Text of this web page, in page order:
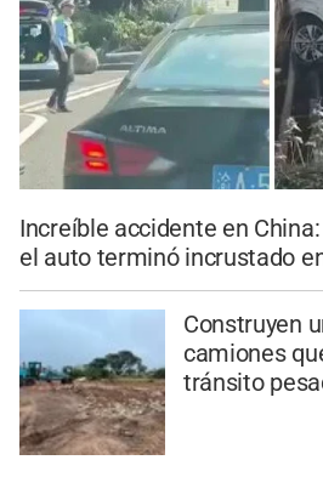
Increíble accidente en
el auto terminó incrustado
Construyen
camiones
tránsito